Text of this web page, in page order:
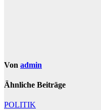
Von admin
Ähnliche Beiträge
POLITIK